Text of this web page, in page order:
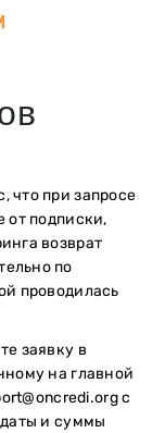
что при запросе
от подписки,
возврат
по
проводилась
заявку в
на главной
с
и суммы